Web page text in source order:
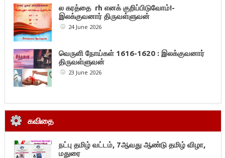
ல கரத்தை rh எனக் குறிப்பிடுவோம்!-
இலக்குவனார் திருவள்ளுவன்
24 June 2026
வெருளி நோய்கள் 1616-1620 : இலக்குவனார்
திருவள்ளுவன்
23 June 2026
கவிதை
நட்பு தமிழ் வட்டம், 7ஆவது ஆண்டு தமிழ் விழா,
மதுரை